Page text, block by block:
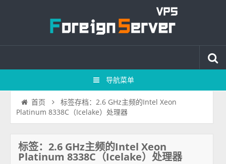
导航菜单
首页
标签存档：2.6 GHz主频的Intel Xeon
Platinum 8338C（Icelake）处理器
标签：2.6 GHz主频的Intel Xeon
Platinum 8338C（Icelake）处理器